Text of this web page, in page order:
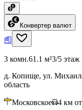
Конвертер валют
3 комн.61.1 м²3/5 этаж
д. Копище, ул.
область
Московское 4 км